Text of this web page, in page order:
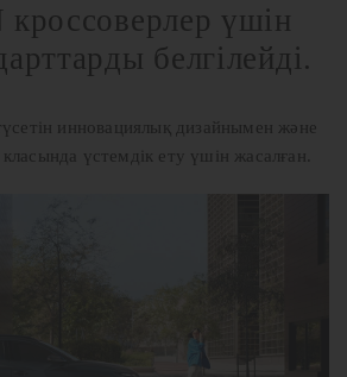
үшін
белгілейді.
инновациялық дизайнымен және
үстемдік ету үшін жасалған.